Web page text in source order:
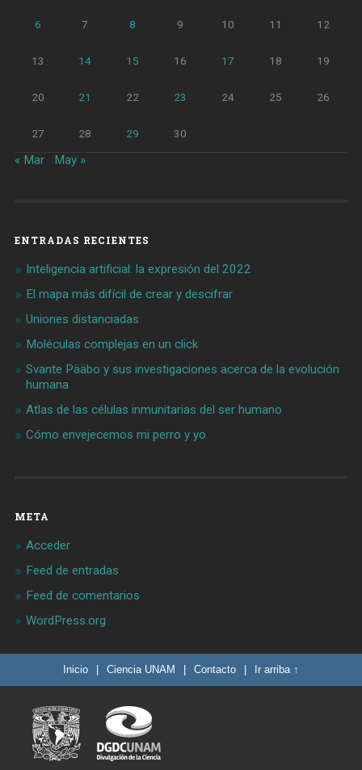
6 7 8 9 10 11 12
13 14 15 16 17 18 19
20 21 22 23 24 25 26
27 28 29 30
« Mar May »
ENTRADAS RECIENTES
Inteligencia artificial: la expresión del 2022
El mapa más difícil de crear y descifrar
Uniones distanciadas
Moléculas complejas en un click
Svante Pääbo y sus investigaciones acerca de la evolución
humana
Atlas de las células inmunitarias del ser humano
Cómo envejecemos mi perro y yo
META
Acceder
Feed de entradas
Feed de comentarios
WordPress.org
Inicio Ciencia UNAM Contacto Ir arriba ↑